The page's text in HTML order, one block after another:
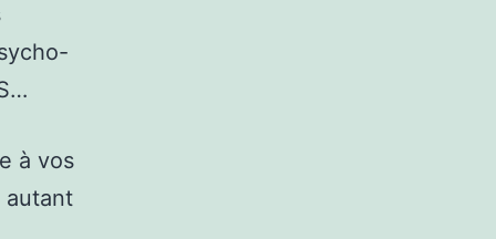
à vos
autant